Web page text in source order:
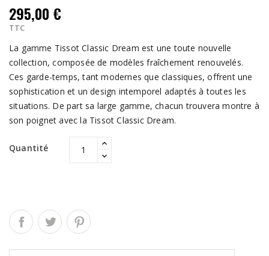
295,00 €
TTC
La gamme Tissot Classic Dream est une toute nouvelle
collection, composée de modèles fraîchement renouvelés.
Ces garde-temps, tant modernes que classiques, offrent une
sophistication et un design intemporel adaptés à toutes les
situations. De part sa large gamme, chacun trouvera montre à
son poignet avec la Tissot Classic Dream.
Quantité